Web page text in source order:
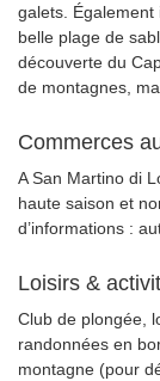
galets. Également
belle plage de
découverte du
de montagnes,
Commerces
A San Martino di
haute saison et
d’informations :
Loisirs &
Club de plongée,
randonnées en
montagne (pour